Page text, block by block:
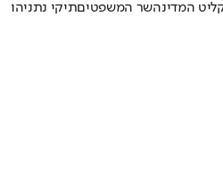
המדינהשר המשפטיםתיקי נתניהו